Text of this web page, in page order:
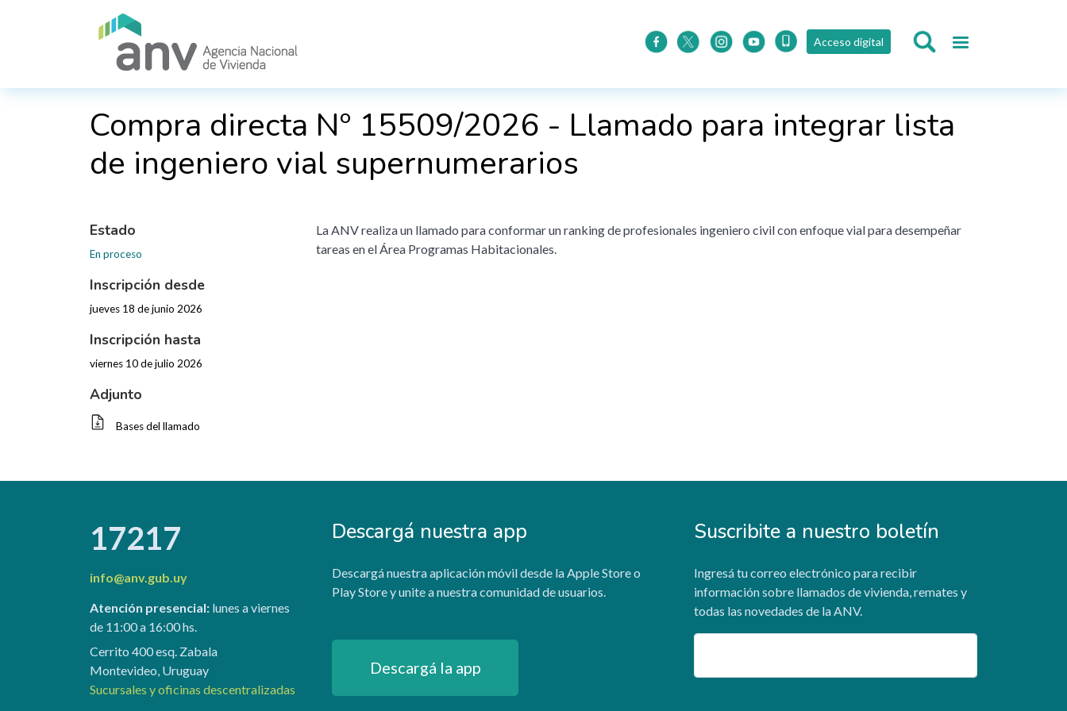
Acceso digital
Compra directa Nº 15509/2026 - Llamado para integrar lista
de ingeniero vial supernumerarios
Estado
En proceso
Inscripción desde
jueves 18 de junio 2026
Inscripción hasta
viernes 10 de julio 2026
Adjunto
Bases del llamado
La ANV realiza un llamado para conformar un ranking de profesionales ingeniero civil con enfoque vial para desempeñar
tareas en el Área Programas Habitacionales.
17217
info@anv.gub.uy
Atención presencial:lunes a viernes
de 11:00 a 16:00 hs.
Cerrito 400 esq. Zabala
Montevideo, Uruguay
Sucursales y oficinas descentralizadas
Descargá nuestra app
Descargá nuestra aplicación móvil desde la Apple Store o
Play Store y unite a nuestra comunidad de usuarios.
Descargá la app
Suscribite a nuestro boletín
Ingresá tu correo electrónico para recibir
información sobre llamados de vivienda, remates y
todas las novedades de la ANV.
Email